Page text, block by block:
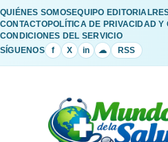
QUIÉNES SOMOSEQUIPO EDITORIAL
CONTACTOPOLÍTICA DE PRIVACIDAD Y
CONDICIONES DEL SERVICIO
SÍGUENOS
f X in ☁ RSS